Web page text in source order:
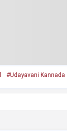
#Udayavani Kannada